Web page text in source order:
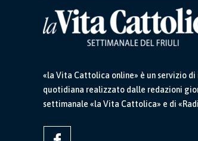
«la Vita Cattolica online» è un servizio di
quotidiana realizzato dalle redazioni
settimanale «la Vita Cattolica» e di